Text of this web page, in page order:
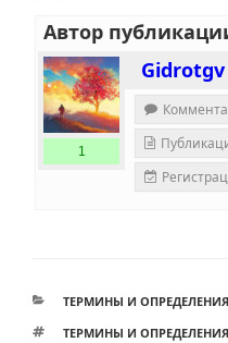
Автор
Gidrotgv
1
РУБРИКИ
ТЕРМИНЫ И ОПРЕДЕЛЕНИЯ
МЕТКИ
ТЕРМИНЫ И ОПРЕДЕЛЕНИЯ